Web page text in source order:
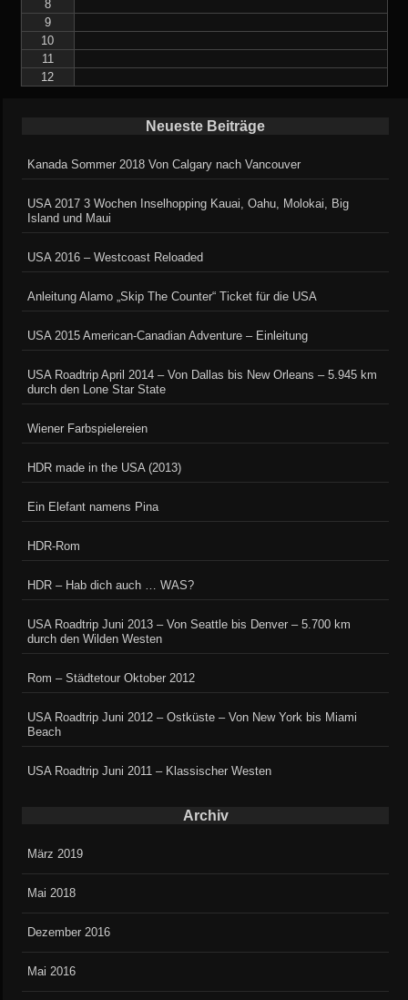
8
9
10
11
12
Neueste Beiträge
Kanada Sommer 2018 Von Calgary nach Vancouver
USA 2017 3 Wochen Inselhopping Kauai, Oahu, Molokai, Big
Island und Maui
USA 2016 – Westcoast Reloaded
Anleitung Alamo „Skip The Counter“ Ticket für die USA
USA 2015 American-Canadian Adventure – Einleitung
USA Roadtrip April 2014 – Von Dallas bis New Orleans – 5.945 km
durch den Lone Star State
Wiener Farbspielereien
HDR made in the USA (2013)
Ein Elefant namens Pina
HDR-Rom
HDR – Hab dich auch … WAS?
USA Roadtrip Juni 2013 – Von Seattle bis Denver – 5.700 km
durch den Wilden Westen
Rom – Städtetour Oktober 2012
USA Roadtrip Juni 2012 – Ostküste – Von New York bis Miami
Beach
USA Roadtrip Juni 2011 – Klassischer Westen
Archiv
März 2019
Mai 2018
Dezember 2016
Mai 2016